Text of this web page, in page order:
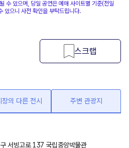
수 있으며, 당일 공연은 예매 사이트별 기준(전일
있으니 사전 확인을 부탁드립니다.
스크랩
장의 다른 전시 주변 관광지
서빙고로 137 국립중앙박물관